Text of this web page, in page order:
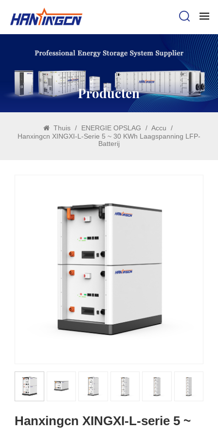
Producten
Thuis / ENERGIE OPSLAG / Accu
/
Hanxingcn XINGXI-L-Serie 5 ~ 30 KWh Laagspanning LFP-
Batterij
Hanxingcn XINGXI-L-serie 5 ~